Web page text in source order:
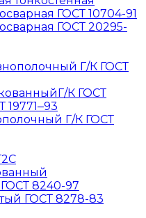
ГОСТ 10704-91
ГОСТ 20295-
Г/К ГОСТ
К ГОСТ
19771‒93
Г/К ГОСТ
8240-97
ГОСТ 8278-83